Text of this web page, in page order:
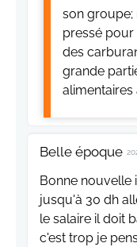
son groupe;
pressé
des
grande
Belle époque
Bonne nouvelle
jusqu'à 30 dh
le salaire il doit
c'est trop je